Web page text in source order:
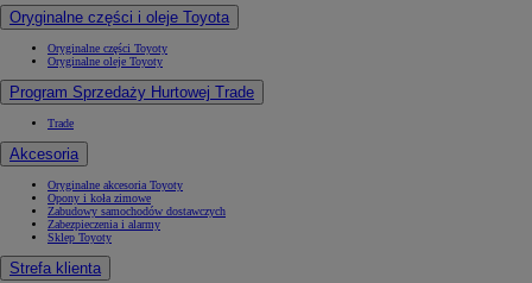
Oryginalne części i oleje Toyota
Oryginalne części Toyoty
Oryginalne oleje Toyoty
Program Sprzedaży Hurtowej Trade
Trade
Akcesoria
Oryginalne akcesoria Toyoty
Opony i koła zimowe
Zabudowy samochodów dostawczych
Zabezpieczenia i alarmy
Sklep Toyoty
Strefa klienta